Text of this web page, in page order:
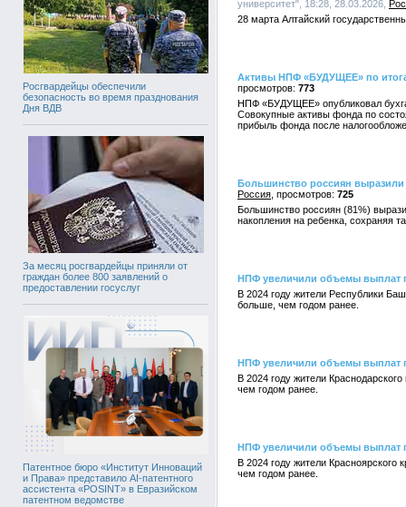
Росгвардейцы обеспечили
безопасность во время празднования
Дня ВДВ
За месяц росгвардейцы приняли от
граждан более 800 заявлений о
предоставлении госуслуг
Патентное бюро «Институт Инноваций
и Права» представило AI-патентного
ассистента «POSINT» в Евразийском
патентном ведомстве
университет", 18:28, 28.03.2026,
28 марта Алтайский
Активы НПФ «БУДУЩЕЕ» по
773
НПФ «БУДУЩЕЕ» опубликовал
Совокупные активы фонда по
прибыль фонда после
Большинство россиян
Россия
725
Большинство россиян (81%)
накопления на ребенка, сохраняя
НПФ увеличили объемы выплат
В 2024 году жители Республики
больше, чем годом ранее.
НПФ увеличили объемы выплат
В 2024 году жители
чем годом ранее.
НПФ увеличили объемы выплат
В 2024 году жители
чем годом ранее.